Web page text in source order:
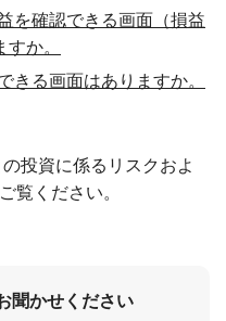
を確認できる画面（損益
か。
きる画面はありますか。
投資に係るリスクおよ
覧ください。
聞かせください